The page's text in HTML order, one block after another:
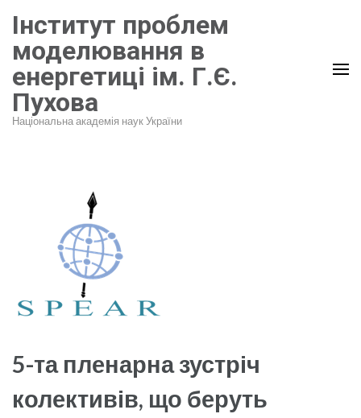
до
вмісту
(натисніть
Enter)
Інститут проблем
моделювання в
енергетиці ім. Г.Є.
Пухова
Національна академія наук України
5-та пленарна зустріч
колективів, що беруть